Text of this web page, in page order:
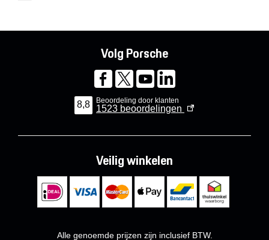
Volg Porsche
8,8 Beoordeling door klanten
1523 beoordelingen
Veilig winkelen
Alle genoemde prijzen zijn inclusief BTW.